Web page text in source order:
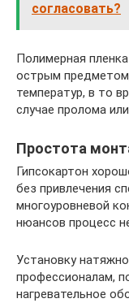
согласовать?
Полимерная
острым
температур, в то
случае пролома
Простота
Гипсокартон
без привлечения
многоуровневой
нюансов процесс
Установку
профессионалам,
нагревательное